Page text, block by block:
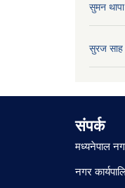
सुमन थापा
सुरज साह
संपर्क
मध्यनेपाल
नगर